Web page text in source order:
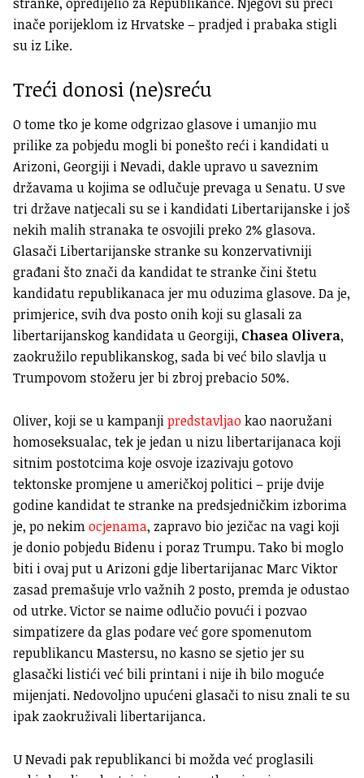
stranke, opredijelio za Republikance. Njegovi su preci
inače porijeklom iz Hrvatske – pradjed i prabaka stigli
su iz Like.
Treći donosi (ne)sreću
O tome tko je kome odgrizao glasove i umanjio mu
prilike za pobjedu mogli bi ponešto reći i kandidati u
Arizoni, Georgiji i Nevadi, dakle upravo u saveznim
državama u kojima se odlučuje prevaga u Senatu. U sve
tri države natjecali su se i kandidati Libertarijanske i još
nekih malih stranaka te osvojili preko 2% glasova.
Glasači Libertarijanske stranke su konzervativniji
građani što znači da kandidat te stranke čini štetu
kandidatu republikanaca jer mu oduzima glasove. Da je,
primjerice, svih dva posto onih koji su glasali za
libertarijanskog kandidata u Georgiji, Chasea Olivera,
zaokružilo republikanskog, sada bi već bilo slavlja u
Trumpovom stožeru jer bi zbroj prebacio 50%.
Oliver, koji se u kampanjipredstavljaokao naoružani
homoseksualac, tek je jedan u nizu libertarijanaca koji
sitnim postotcima koje osvoje izazivaju gotovo
tektonske promjene u američkoj politici – prije dvije
godine kandidat te stranke na predsjedničkim izborima
je, po nekimocjenama, zapravo bio jezičac na vagi koji
je donio pobjedu Bidenu i poraz Trumpu. Tako bi moglo
biti i ovaj put u Arizoni gdje libertarijanac Marc Viktor
zasad premašuje vrlo važnih 2 posto, premda je odustao
od utrke. Victor se naime odlučio povući i pozvao
simpatizere da glas podare već gore spomenutom
republikancu Mastersu, no kasno se sjetio jer su
glasački listići već bili printani i nije ih bilo moguće
mijenjati. Nedovoljno upućeni glasači to nisu znali te su
ipak zaokruživali libertarijanca.
U Nevadi pak republikanci bi možda već proglasili